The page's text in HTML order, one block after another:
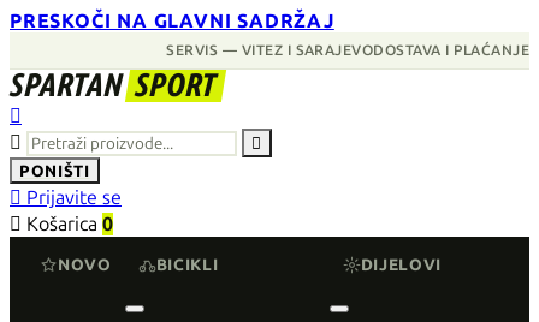
PRESKOČI NA GLAVNI SADRŽAJ
SERVIS — VITEZ I SARAJEVODOSTAVA I PLAĆANJE
SPARTAN SPORT



PONIŠTI
 Prijavite se
 Košarica 0
NOVO BICIKLI DIJELOVI